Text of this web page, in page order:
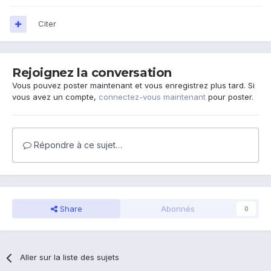
Citer
Rejoignez la conversation
Vous pouvez poster maintenant et vous enregistrez plus tard. Si
vous avez un compte, connectez-vous maintenant pour poster.
Répondre à ce sujet…
Share Abonnés 0
Aller sur la liste des sujets